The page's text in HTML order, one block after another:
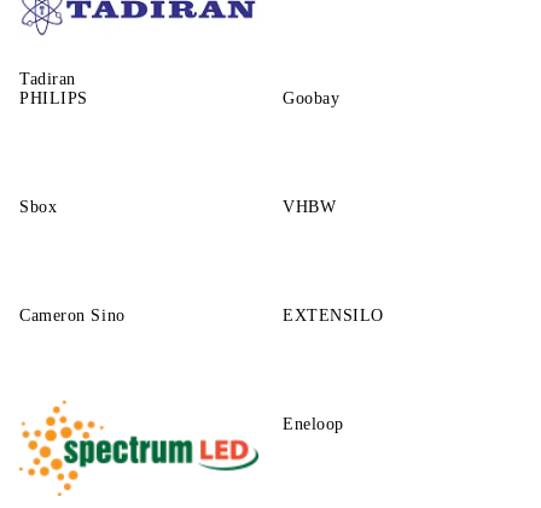
Tadiran
PHILIPS Goobay
Sbox VHBW
Cameron Sino EXTENSILO
Eneloop